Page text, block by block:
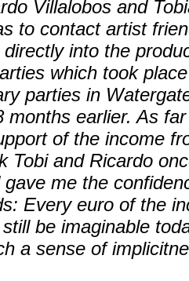
Villalobos and
to contact artist
into the
which took
parties in
months earlier. As
of the income
Tobi and Ricardo
me the
Every euro of the
be imaginable
a sense of